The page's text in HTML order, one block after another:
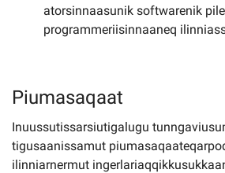
atorsinnaasunik softwarenik
programmeriisinnaaneq
Piumasaqaat
Inuussutissarsiutigalugu
tigusaanissamut
ilinniarnermut